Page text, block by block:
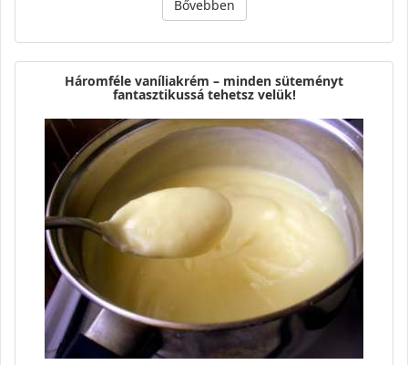
Bővebben
Háromféle vaníliakrém – minden süteményt
fantasztikussá tehetsz velük!